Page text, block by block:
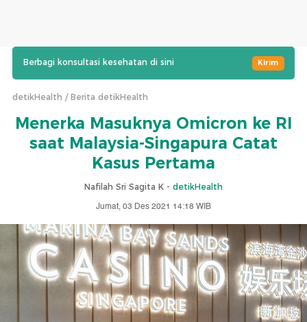
Berbagi konsultasi kesehatan di sini Kirim
detikHealth Berita detikHealth
Menerka Masuknya Omicron ke RI
saat Malaysia-Singapura Catat
Kasus Pertama
Nafilah Sri Sagita K - detikHealth
Jumat, 03 Des 2021 14:18 WIB